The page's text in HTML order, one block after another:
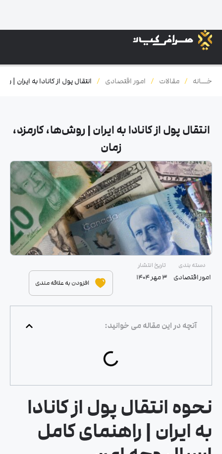
خـــانه / مقالات / امور اقتصادی / انتقال پول از کانادا به ایران |
انتقال پول از کانادا به ایران | روش‌ها، کارمزد،
زمان
دسته بندی
امور اقتصادی
تاریخ انتشار
۳ مهر ۱۴۰۴
افزودن به علاقه مندی
آنچه در این مقاله می خوانید:
نحوه انتقال پول از کانادا
به ایران | راهنمای کامل